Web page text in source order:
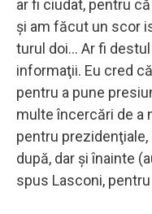
ar fi ciudat, pentru
şi am făcut un scor
turul doi... Ar fi
informaţii. Eu cred
pentru a pune
multe încercări de a
pentru prezidenţiale,
după, dar şi înainte
spus Lasconi, pentru